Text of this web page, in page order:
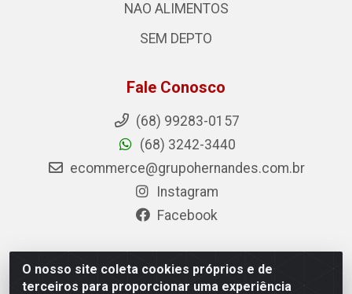
O nosso site coleta cookies próprios e de
terceiros para proporcionar uma experiência
NAO ALIMENTOS
SEM DEPTO
Fale Conosco
(68) 99283-0157
(68) 3242-3440
ecommerce@grupohernandes.com.br
Instagram
Facebook
Hernandes - Atacado e Distribuições - Rodovia Transacreana,